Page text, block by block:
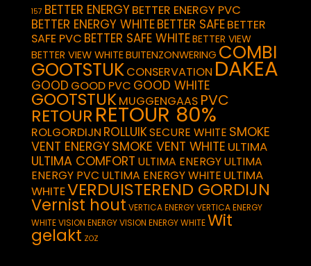
157 BETTER ENERGYBETTER ENERGY PVC
BETTER ENERGY WHITEBETTER SAFEBETTER
SAFE PVC BETTER SAFE WHITEBETTER VIEW
BETTER VIEW WHITEBUITENZONWERING COMBI
GOOTSTUKCONSERVATION DAKEA
GOOD GOOD PVC GOOD WHITE
GOOTSTUKMUGGENGAAS PVC
RETOUR RETOUR 80%
ROLGORDIJN ROLLUIKSECURE WHITE SMOKE
VENT ENERGYSMOKE VENT WHITE ULTIMA
ULTIMA COMFORT ULTIMA ENERGYULTIMA
ENERGY PVC ULTIMA ENERGY WHITE ULTIMA
WHITEVERDUISTEREND GORDIJN
Vernist hout VERTICA ENERGYVERTICA ENERGY
WHITEVISION ENERGYVISION ENERGY WHITEWit
gelakt ZOZ